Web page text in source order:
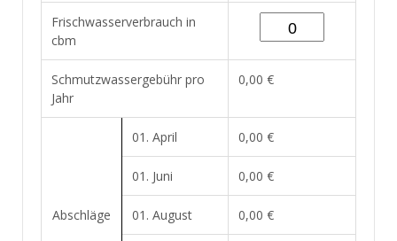
Frischwasserverbrauch in
cbm
Schmutzwassergebühr pro
Jahr
0,00 €
Abschläge
01. April 0,00 €
01. Juni 0,00 €
01. August 0,00 €